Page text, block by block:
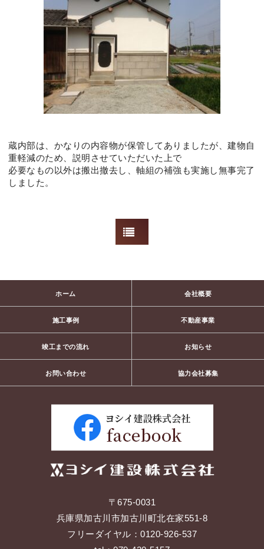
蔵内部は、かなりの内容物が保管してありましたが、建物自
重軽減のため、説明させていただいた上で
必要なもの以外は搬出撤去し、軸組の補強も実施し無事完了
しました。
ホーム 会社概要
施工事例 不動産事業
竣工までの流れ お知らせ
お問い合わせ 協力会社募集
〒675-0031
兵庫県加古川市加古川町北在家551-8
フリーダイヤル： 0120-926-537